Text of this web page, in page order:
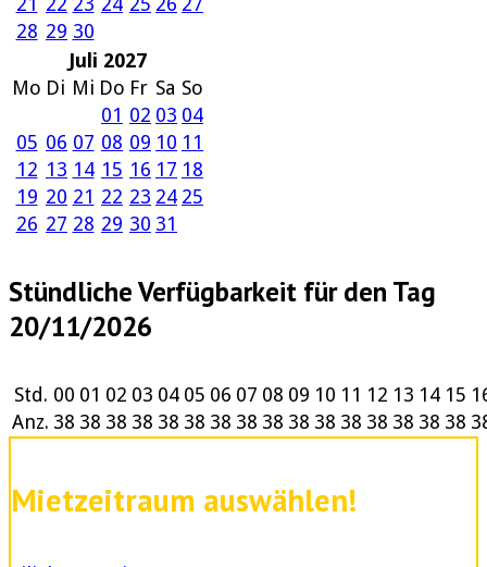
28 29 30
Juli 2027
Mo Di Mi Do Fr Sa So
01 02 03 04
05 06 07 08 09 10 11
12 13 14 15 16 17 18
19 20 21 22 23 24 25
26 27 28 29 30 31
Stündliche Verfügbarkeit für den Tag
20/11/2026
Std. 00 01 02 03 04 05 06 07 08 09 10 11 12 13 14 15
Anz. 38 38 38 38 38 38 38 38 38 38 38 38 38 38 38 38
Mietzeitraum auswählen!